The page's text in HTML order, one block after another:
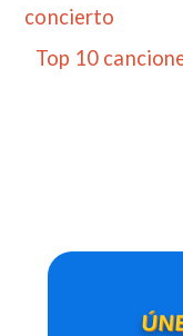
concierto
Top 10